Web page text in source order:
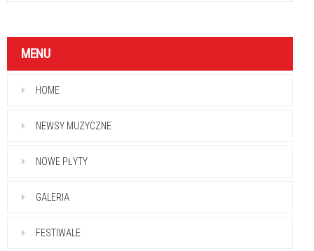
MENU
HOME
NEWSY MUZYCZNE
NOWE PŁYTY
GALERIA
FESTIWALE